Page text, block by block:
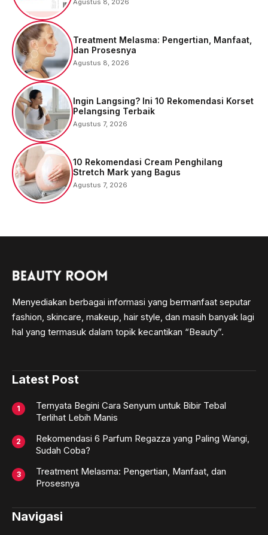
Agustus 8, 2026
Treatment Melasma: Pengertian, Manfaat,
dan Prosesnya
Agustus 8, 2026
Ingin Langsing? Ini 10 Rekomendasi Korset
Pelangsing Terbaik
Agustus 7, 2026
10 Rekomendasi Cream Penghilang
Stretch Mark yang Bagus
Agustus 7, 2026
Menyediakan berbagai informasi yang bermanfaat seputar
fashion, skincare, makeup, hair style, dan masih banyak lagi
hal yang termasuk dalam topik kecantikan “Beauty”.
Latest Post
Ternyata Begini Cara Senyum untuk Bibir Tebal
Terlihat Lebih Manis
Rekomendasi 6 Parfum Regazza yang Paling Wangi,
Sudah Coba?
Treatment Melasma: Pengertian, Manfaat, dan
Prosesnya
Navigasi